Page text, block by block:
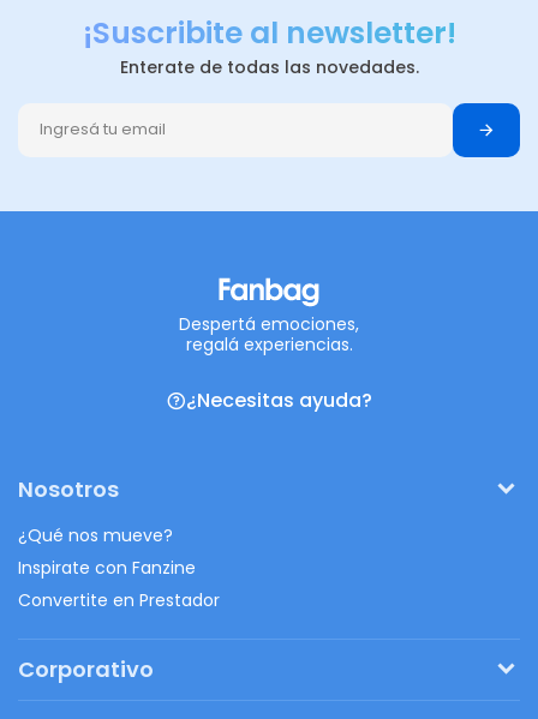
¡Suscribite al newsletter!
Enterate de todas las novedades.
Despertá emociones,
regalá experiencias.
¿Necesitas ayuda?
Nosotros
¿Qué nos mueve?
Inspirate con Fanzine
Convertite en Prestador
Corporativo